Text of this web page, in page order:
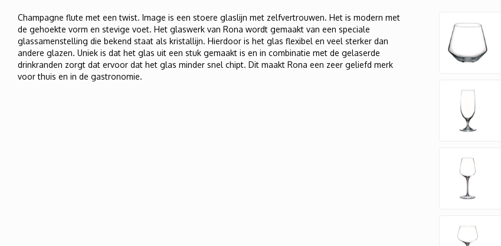
Champagne flute met een twist. Image is een stoere glaslijn met zelfvertrouwen. Het is modern met
de gehoekte vorm en stevige voet. Het glaswerk van Rona wordt gemaakt van een speciale
glassamenstelling die bekend staat als kristallijn. Hierdoor is het glas flexibel en veel sterker dan
andere glazen. Uniek is dat het glas uit een stuk gemaakt is en in combinatie met de gelaserde
drinkranden zorgt dat ervoor dat het glas minder snel chipt. Dit maakt Rona een zeer geliefd merk
voor thuis en in de gastronomie.